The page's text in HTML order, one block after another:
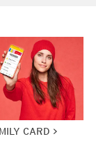
CARD